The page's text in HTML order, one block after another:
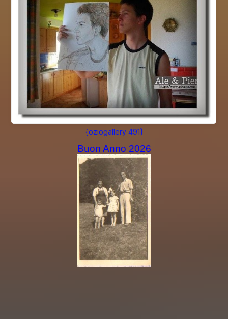
{oziogallery 491}
Buon Anno 2026